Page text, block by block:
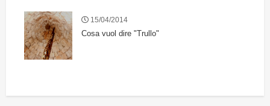
15/04/2014
Cosa vuol dire "Trullo"